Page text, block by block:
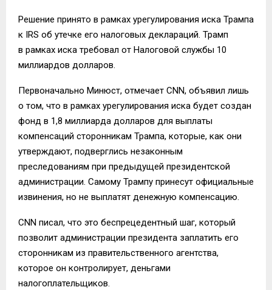
Решение принято в рамках урегулирования иска Трампа
к IRS об утечке его налоговых деклараций. Трамп
в рамках иска требовал от Налоговой службы 10
миллиардов долларов.
Первоначально Минюст, отмечает CNN, объявил лишь
о том, что в рамках урегулирования иска будет создан
фонд в 1,8 миллиарда долларов для выплаты
компенсаций сторонникам Трампа, которые, как они
утверждают, подверглись незаконным
преследованиям при предыдущей президентской
администрации. Самому Трампу принесут официальные
извинения, но не выплатят денежную компенсацию.
CNN писал, что это беспрецедентный шаг, который
позволит администрации президента заплатить его
сторонникам из правительственного агентства,
которое он контролирует, деньгами
налогоплательщиков.